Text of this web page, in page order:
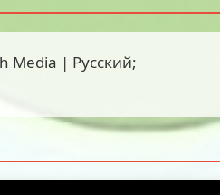
Media | Русский;